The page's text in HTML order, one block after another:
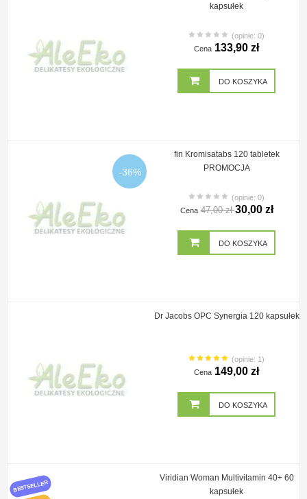
kapsułek
(opinie: 0)
Cena 133,90 zł
DO KOSZYKA
-36%
fin Kromisatabs 120 tabletek
PROMOCJA
(opinie: 0)
Cena 47,00 zł30,00 zł
DO KOSZYKA
Dr Jacobs OPC Synergia 120 kapsułek
(opinie: 1)
Cena 149,00 zł
DO KOSZYKA
BESTSELLER
Viridian Woman Multivitamin 40+ 60
kapsułek